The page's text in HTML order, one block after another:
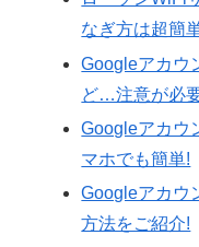
なぎ方は超簡
Googleアカウ
ど…注意が必
Googleアカウ
マホでも簡単!
Googleアカウ
方法をご紹介!